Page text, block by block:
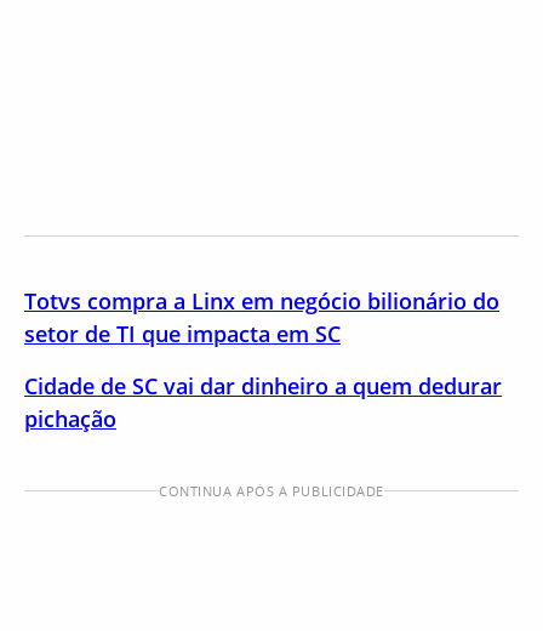
Totvs compra a Linx em negócio bilionário do
setor de TI que impacta em SC
Cidade de SC vai dar dinheiro a quem dedurar
pichação
CONTINUA APÓS A PUBLICIDADE